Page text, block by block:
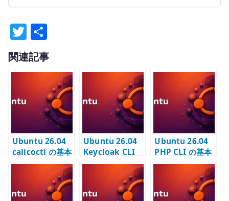
T
w
it
r
有
関連記事
Ubuntu 26.04
calicoctl の基本
設定 – Calico を
確認する管理
CLI を配置する
Ubuntu 26.04
Keycloak CLI
の基本設定 –
kcadm.sh を使
う管理ツールを
配置する
Ubuntu 26.04
PHP CLI の基本
設定 – 管理コマ
ンドと拡張モジ
ュールを確認す
る